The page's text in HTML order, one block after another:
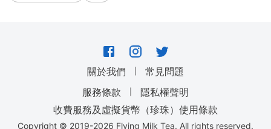
關於我們 ｜
常見問題
服務條款
｜
隱私權聲明
收費服務及虛擬貨幣（珍珠）使用條款
Copyright © 2019-2026 Flying Milk Tea. All rights reserved.